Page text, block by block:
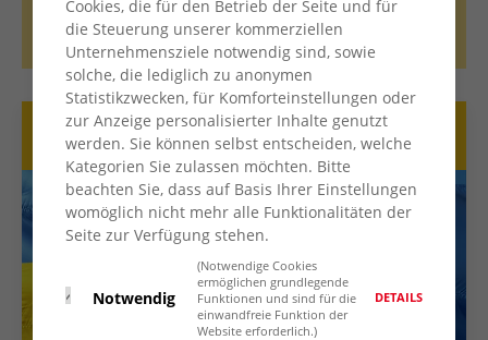
ZUR SEITE MITMACHEN UND MITGESTALTEN
Spenden für die Ukraine
Cookies, die für den Betrieb der Seite und für
die Steuerung unserer kommerziellen
Unternehmensziele notwendig sind, sowie
solche, die lediglich zu anonymen
Statistikzwecken, für Komforteinstellungen oder
zur Anzeige personalisierter Inhalte genutzt
werden. Sie können selbst entscheiden, welche
Kategorien Sie zulassen möchten. Bitte
beachten Sie, dass auf Basis Ihrer Einstellungen
womöglich nicht mehr alle Funktionalitäten der
Seite zur Verfügung stehen.
Notwendig
(Notwendige Cookies
ermöglichen grundlegende
Funktionen und sind für die
einwandfreie Funktion der
Website erforderlich.)
DETAILS